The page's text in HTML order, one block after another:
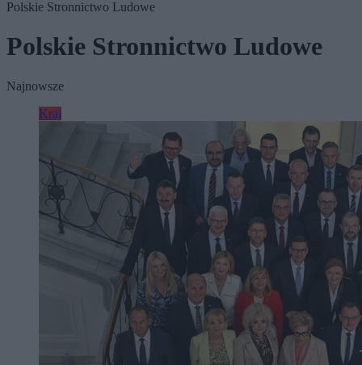
Polskie Stronnictwo Ludowe
Polskie Stronnictwo Ludowe
Najnowsze
Kraj